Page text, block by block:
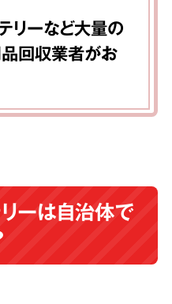
リーなど大量の
回収業者がお
ーは自治体で